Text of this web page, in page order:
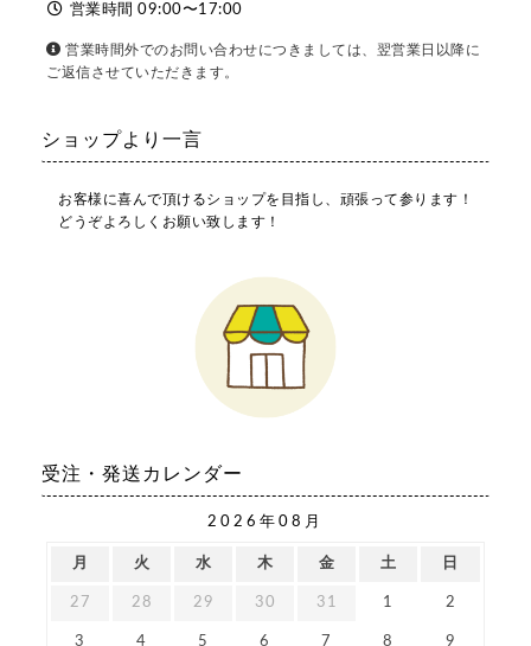
営業時間 09:00〜17:00
営業時間外でのお問い合わせにつきましては、翌営業日以降に
ご返信させていただきます。
ショップより一言
お客様に喜んで頂けるショップを目指し、頑張って参ります！
どうぞよろしくお願い致します！
受注・発送カレンダー
2026年08月
月 火 水 木 金 土 日
27 28 29 30 31 1 2
3 4 5 6 7 8 9